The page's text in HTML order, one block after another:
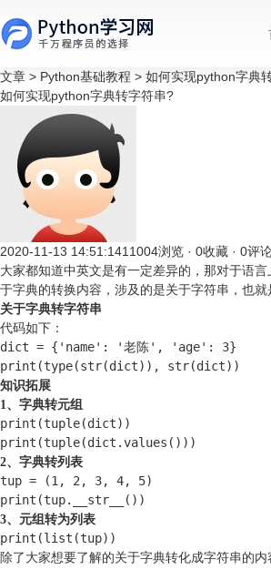
文章 > Python基础教程 > 如何实现python字典
如何实现python字典转字符串?
2020-11-13 14:51:1411004浏览 · 0收藏 · 0评
大家都知道中英文是有一定差异的，那对于语
于字典的转换内容，涉及的是关于字符串，也
关于字典转字符串
代码如下：
dict = {'name': '老陈', 'age': 3}
print(type(str(dict)), str(dict))
知识拓展
1、 字典转元组
print(tuple(dict))
print(tuple(dict.values()))
2、 字典转列表
tup = (1, 2, 3, 4, 5)
print(tup.__str__())
3、 元组转为列表
print(list(tup))
除了大家想要了解的关于字典转化成字符串的